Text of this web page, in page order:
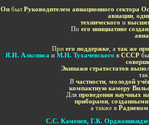
Он былРуководителем авиационного сектора
авиации
технического и
По его инициативе
При его поддержке , а так же
Я.И. Алксниса и М.Н. Тухачевского в СССР
Экипажи стратостатов
Вчастности, молодой
компактную камеру
Для проведения научных
приборами
а такжев
С.С. Каменев, Г.К. Орджоникидзе